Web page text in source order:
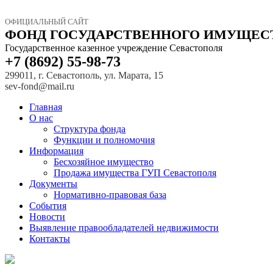
ОФИЦИАЛЬНЫЙ САЙТ
ФОНД ГОСУДАРСТВЕННОГО
Государственное казенное учреждение Севастополя
+7 (8692) 55-98-73
299011, г. Севастополь, ул. Марата, 15
sev-fond@mail.ru
Главная
О нас
Структура фонда
Функции и полномочия
Информация
Бесхозяйное имущество
Продажа имущества ГУП Севастополя
Документы
Нормативно-правовая база
События
Новости
Выявление правообладателей недвижимости
Контакты